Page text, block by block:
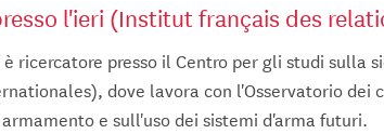
l'ieri (Institut français des
è ricercatore presso il Centro per gli studi sulla
dove lavora con l'Osservatorio dei
e sull'uso dei sistemi d'arma futuri.